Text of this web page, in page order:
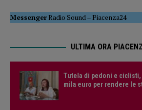
MessengerRadio Sound–Piacenza24
ULTIMA ORA
Tutela di pedoni e ciclisti,
mila euro per rendere le